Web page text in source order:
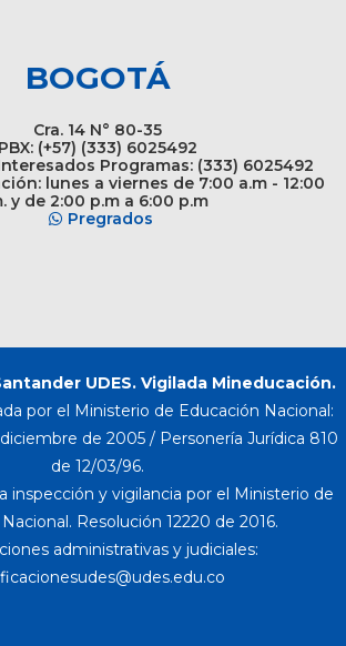
BOGOTÁ
Cra. 14 N° 80-35
PBX: (+57) (333) 6025492
Programas: (333) 6025492
lunes a viernes de 7:00 a.m - 12:00
y de 2:00 p.m a 6:00 p.m
Pregrados
UDES. Vigilada Mineducación.
por el Ministerio de Educación Nacional:
diciembre de 2005 / Personería Jurídica 810
de 12/03/96.
inspección y vigilancia por el Ministerio de
Resolución 12220 de 2016.
administrativas y judiciales: